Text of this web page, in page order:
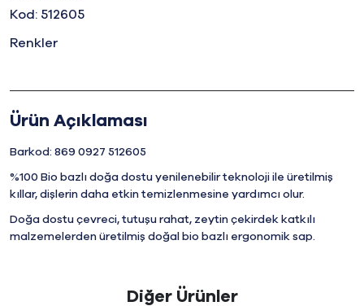
Kod: 512605
Renkler
Ürün Açıklaması
Barkod: 869 0927 512605
%100 Bio bazlı doğa dostu yenilenebilir teknoloji ile üretilmiş
kıllar, dişlerin daha etkin temizlenmesine yardımcı olur.
Doğa dostu çevreci, tutuşu rahat, zeytin çekirdek katkılı
malzemelerden üretilmiş doğal bio bazlı ergonomik sap.
Diğer Ürünler